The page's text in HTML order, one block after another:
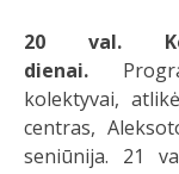
20 val.
dienai.
kolektyvai,
centras,
seniūnija. 21